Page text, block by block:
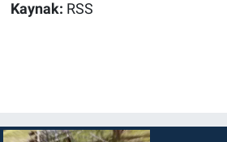
Kaynak: RSS